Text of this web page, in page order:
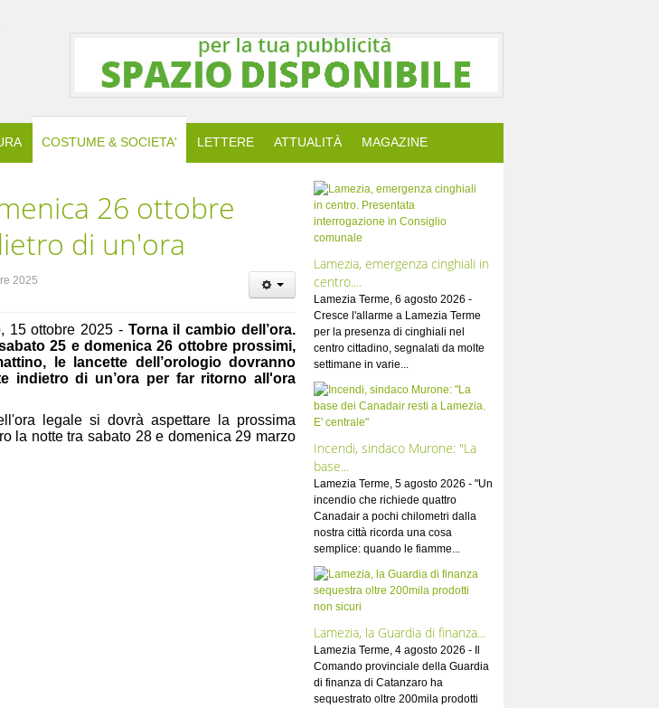
COSTUME & SOCIETA' LETTERE ATTUALITÀ MAGAZINE
26 ottobre
di un'ora
2025
, 15 ottobre 2025 -Torna il cambio dell’ora.
25 e domenica 26 ottobre prossimi,
le lancette dell’orologio dovranno
indietro di un’ora per far ritorno all'ora
legale si dovrà aspettare la prossima
la notte tra sabato 28 e domenica 29 marzo
Lamezia, emergenza cinghiali in
centro....
Lamezia Terme, 6 agosto 2026 -
Cresce l'allarme a Lamezia Terme
per la presenza di cinghiali nel
centro cittadino, segnalati da molte
settimane in varie...
Incendi, sindaco Murone: "La
base...
Lamezia Terme, 5 agosto 2026 - "Un
incendio che richiede quattro
Canadair a pochi chilometri dalla
nostra città ricorda una cosa
semplice: quando le fiamme...
Lamezia, la Guardia di finanza...
Lamezia Terme, 4 agosto 2026 - Il
Comando provinciale della Guardia
di finanza di Catanzaro ha
sequestrato oltre 200mila prodotti